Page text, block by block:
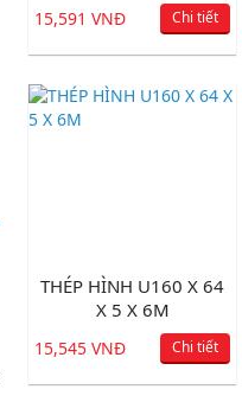
15,591 VNĐ Chi tiết
THÉP HÌNH U160 X 64
X 5 X 6M
15,545 VNĐ Chi tiết